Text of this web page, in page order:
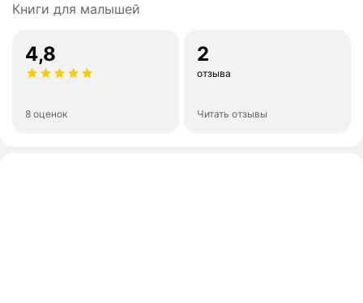
Книги для малышей
4,8
8 оценок
2
отзыва
Читать отзывы